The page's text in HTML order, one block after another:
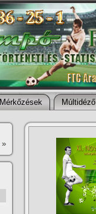
Mérkőzések Múltidéző
»